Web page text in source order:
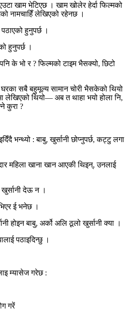
खाम भेटिएछ । खाम खोलेर हेर्दा फिल्मको
नामचाहिँ लेखिएको रहेनछ ।
हुनुपर्छ ।
हुनुपर्छ ।
के भो र ? फिल्मको टाइम भैसक्यो, छिटो
सबै बहुमूल्य सामान चोरी भैसकेको थियो
लेखिएको थियो— अब त थाहा भयो होला नि,
कुरा ?
भन्थ्यो : बाबु, खुर्सानी छोप्नुपर्छ, कट्टु लगा
महिला खाना खान आएकी थिइन्, उनलाई
खुर्सानी देऊ न ।
ई भनेछ ।
होइन बाबु, अर्को अलि ठूलो खुर्सानी क्या ।
पठाइदिन्छु ।
म्यासेज गरेछ :
गरें